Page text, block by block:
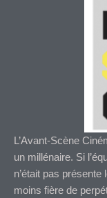
L’Avant-Scène
un millénaire. Si
n’était pas présente
moins fière de